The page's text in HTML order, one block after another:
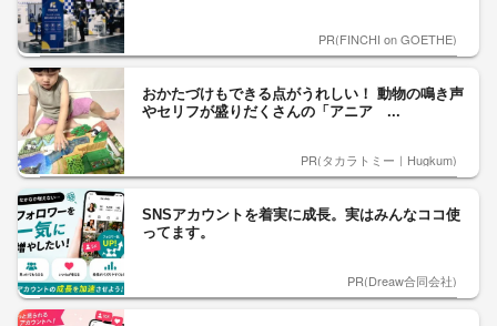
PR(FINCHI on GOETHE)
おかたづけもできる点がうれしい！ 動物の鳴き声
やセリフが盛りだくさんの「アニア ...
PR(タカラトミー｜Hugkum)
SNSアカウントを着実に成長。実はみんなココ使
ってます。
PR(Dreaw合同会社)